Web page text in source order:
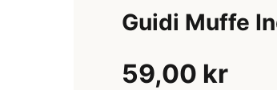
Guidi Muffe
59,00 kr